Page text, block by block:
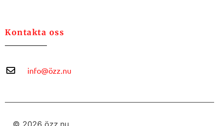
Kontakta oss
info@özz.nu
© 2026 özz.nu